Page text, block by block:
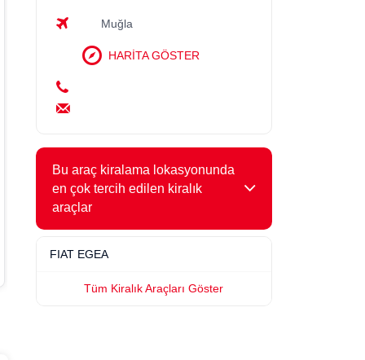
5 Kişi
Kiralama Koşulları
Minimum: 23 yaş - 3 yıl ehliyet
Araç Özellikleri
Muğla
HARİTA GÖSTER
Bu araç kiralama lokasyonunda
en çok tercih edilen kiralık
araçlar
FIAT EGEA
Tüm Kiralık Araçları Göster